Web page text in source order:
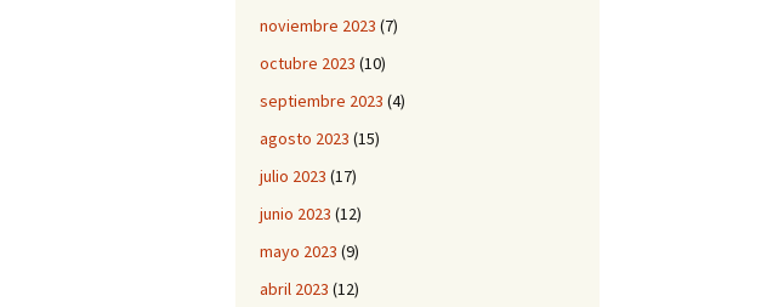
noviembre 2023 (7)
octubre 2023 (10)
septiembre 2023 (4)
agosto 2023 (15)
julio 2023 (17)
junio 2023 (12)
mayo 2023 (9)
abril 2023 (12)